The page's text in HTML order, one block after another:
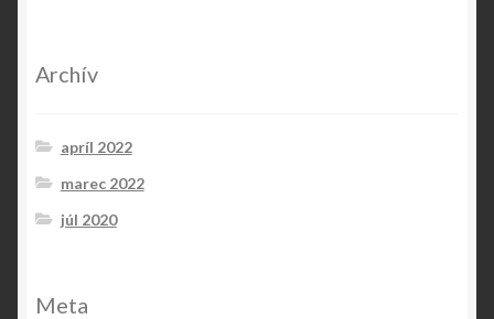
Archív
apríl 2022
marec 2022
júl 2020
Meta